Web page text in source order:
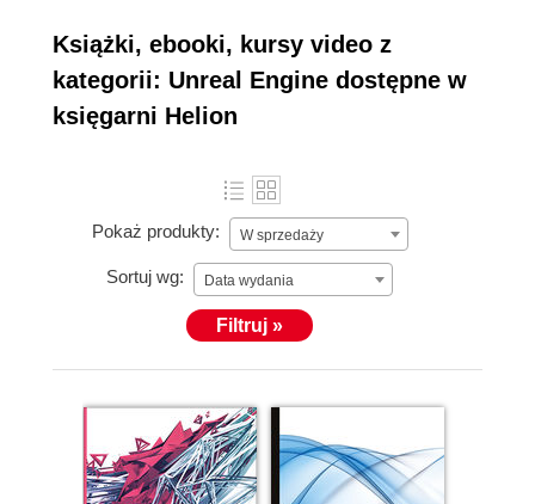
W najprostszej postaci, Unreal Engine 4 jest kolekcją
edytorów wykorzystywanych przez różne branże do
produkcji gier lub aplikacji.
Książki, ebooki, kursy video z
kategorii: Unreal Engine dostępne w
księgarni Helion
Pokaż produkty: W sprzedaży
Sortuj wg: Data wydania
Filtruj »